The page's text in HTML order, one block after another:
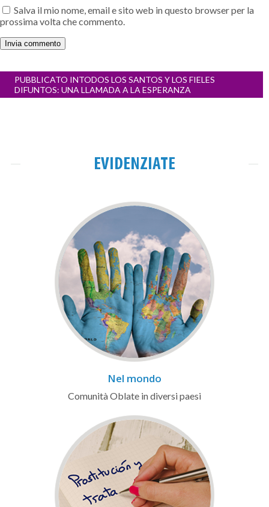
Salva il mio nome, email e sito web in questo browser per la
prossima volta che commento.
Navigazione
articoli
PUBBLICATO INTODOS LOS SANTOS Y LOS FIELES
DIFUNTOS: UNA LLAMADA A LA ESPERANZA
EVIDENZIATE
Nel mondo
Comunità Oblate in diversi paesi